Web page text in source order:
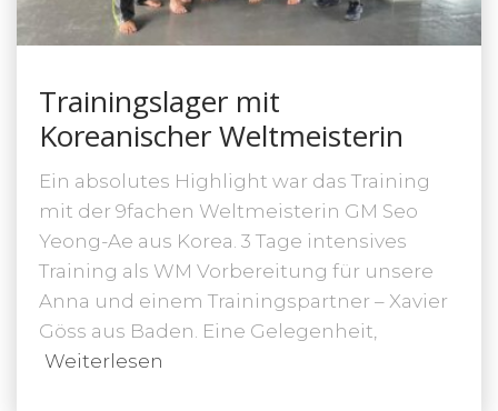
Trainingslager mit
Koreanischer Weltmeisterin
Ein absolutes Highlight war das Training
mit der 9fachen Weltmeisterin GM Seo
Yeong-Ae aus Korea. 3 Tage intensives
Training als WM Vorbereitung für unsere
Anna und einem Trainingspartner – Xavier
Göss aus Baden. Eine Gelegenheit,
Weiterlesen